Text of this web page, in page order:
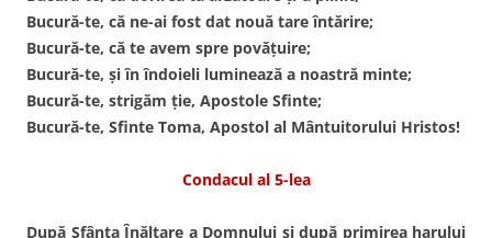
Bucură-te, că ne-ai fost dat nouă tare întărire;
Bucură-te, că te avem spre povăţuire;
Bucură-te, şi în îndoieli luminează a noastră minte;
Bucură-te, strigăm ţie, Apostole Sfinte;
Bucură-te, Sfinte Toma, Apostol al Mântuitorului Hristos!
Condacul al 5-lea
După Sfânta Înălţare a Domnului şi după primirea harului